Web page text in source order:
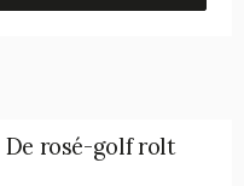
De rosé-golf rolt